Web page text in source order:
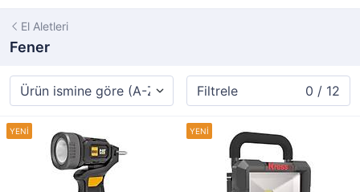
El Aletleri
Fener
Filtrele 0 / 12